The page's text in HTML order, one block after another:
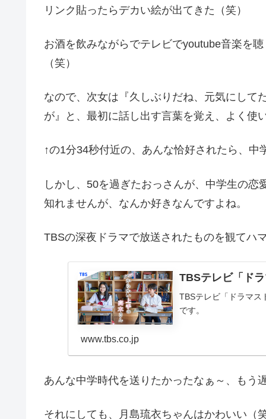
リンク貼ったらデカい絵が出てきた（笑）
お酒を飲みながらでテレビでyoutube音楽を
（笑）
なので、次女は『久しぶりだね、元気にして
が』と、最初に話し出す言葉を覚え、よく使
↑の1分34秒付近の、あんな恰好されたら、
しかし、50を過ぎたおっさんが、中学生の
知れませんが、なんか好きなんですよね。
TBSの深夜ドラマで放送されたものを観てハ
TBSテレビ「ド
TBSテレビ「ドラマス
です。
www.tbs.co.jp
あんな中学時代を送りたかったなぁ～、もう
それにしても、月島琉衣ちゃんはかわいい（